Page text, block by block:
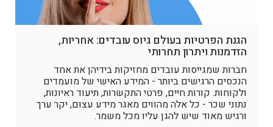
הגנת הפרטיות בעולם גיוס עובדים: אחריות,
הזדמנות ויתרון תחרותי
חברות שמגייסות עובדים מחזיקות בידיהן את אחד
הנכסים הרגישים ביותר - המידע האישי של מועמדים
ולקוחות. קורות חיים, פרטי התקשרות, תיעוד ראיונות,
נתוני שכר - כל אלה מהווים מאגר מידע עצום, יקר ערך
ורגיש מאוד שיש להגן עליו מכל משמר.